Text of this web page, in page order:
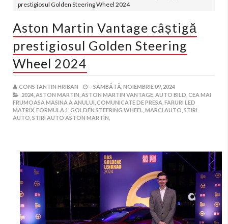
prestigiosul Golden Steering Wheel 2024
Aston Martin Vantage câștigă
prestigiosul Golden Steering
Wheel 2024
CONSTANTIN HRIBAN -SÂMBĂTĂ, NOIEMBRIE 09, 2024
2024, ASTON MARTIN, ASTON MARTIN VANTAGE, AUTO BILD, CEA MAI
FRUMOASA MASINA A ANULUI, COMUNICATE DE PRESA, FARURI LED
MATRIX, FORMULA 1, GOLDEN STEERING WHEEL, MARCI AUTO, STIRI
AUTO, STIRI AUTO ASTON MARTIN,